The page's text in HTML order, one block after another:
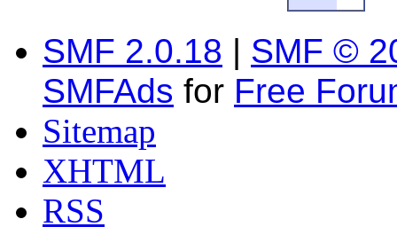
SMF 2.0.18 | SMF ©
SMFAds for Free
Sitemap
XHTML
RSS